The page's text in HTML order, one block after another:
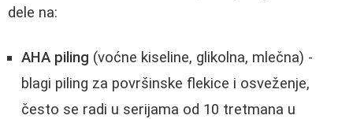
dele na:
AHA piling (voćne kiseline, glikolna, mlečna) -
blagi piling za površinske flekice i osveženje,
često se radi u serijama od 10 tretmana u